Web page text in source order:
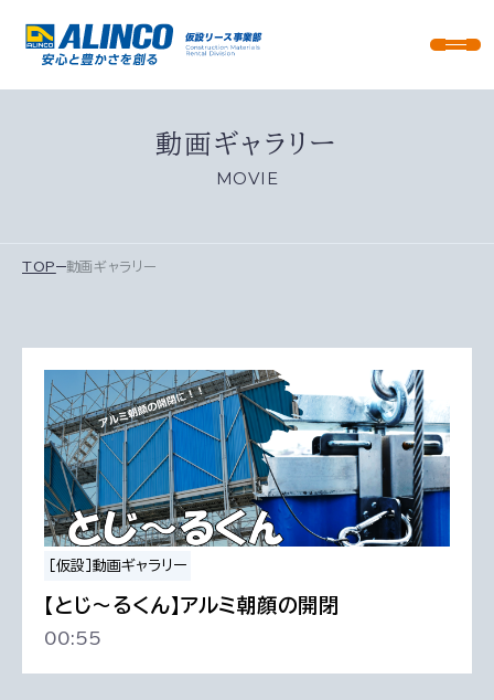
動画ギャラリー
MOVIE
TOP 動画ギャラリー
［仮設］動画ギャラリー
【とじ～るくん】アルミ朝顔の開閉
00:55